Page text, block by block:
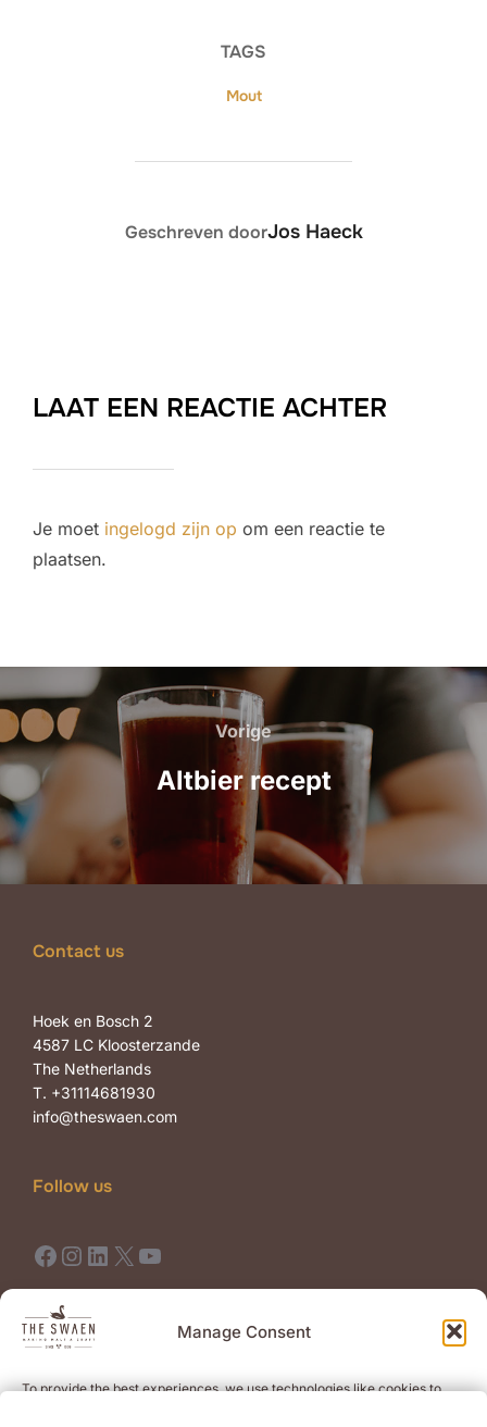
Manage Consent
To provide the best experiences, we use technologies like cookies to
TAGS
Mout
BERICHTAUTEUR
Geschreven doorJos Haeck
LAAT EEN REACTIE ACHTER
Je moet ingelogd zijn op om een reactie te
plaatsen.
Bericht
navigatie
Vorige
Vorige
Altbier recept
Contact us
Hoek en Bosch 2
4587 LC Kloosterzande
The Netherlands
T. +31114681930
info@theswaen.com
Follow us
Facebook Instagram LinkedIn X YouTube
Terms of Use
Terms of Sale
Newsletter